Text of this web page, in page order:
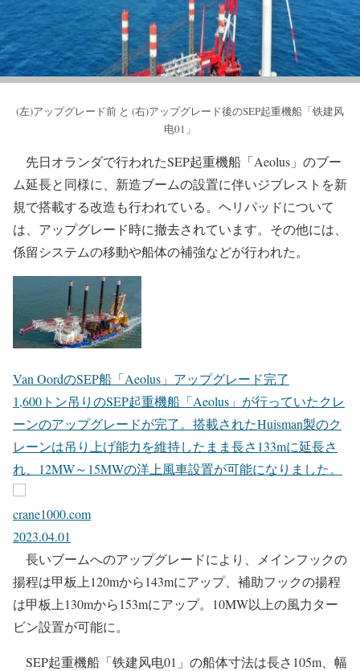
(左)アップグレード前 と (右)アップグレード後のSEP起重機船「铁建风
电01」
先日オランダで行われたSEP起重機船「Aeolus」のブー
ム延長と同様に、新造ブームの設置に伴いジブレストを新
規で搭載する改造も行われている。ヘリパッドについて
は、アップグレード時に撤去されています。その他には、
係留システムの移動や船体の補強などが行われた。
Van OordのSEP船「Aeolus」アップグレード完了
1,600トン吊りのSEP起重機船「Aeolus」が行っていたクレ
ーンのアップグレードが完了。搭載されたHuisman製のク
レーンは吊り上げ能力を維持したまま長さ133mに延長さ
れ、12MW～15MWの洋上風車設置が可能になりました。
crane1000.com
2023.04.01
長いブームへのアップグレードにより、メインフックの
揚程は甲板上120mから143mにアップ、補助フックの揚程
は甲板上130mから153mにアップ。10MW以上の風力ター
ビン設置が可能に。
SEP起重機船「铁建风电01」の船体寸法は長さ105m、幅